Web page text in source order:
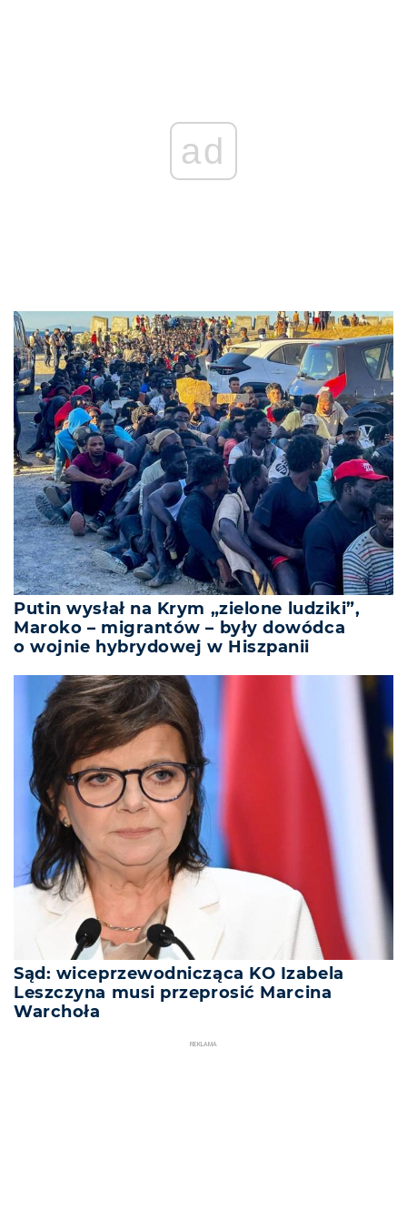
ad
Putin wysłał na Krym „zielone ludziki”,
Maroko – migrantów – były dowódca
o wojnie hybrydowej w Hiszpanii
Sąd: wiceprzewodnicząca KO Izabela
Leszczyna musi przeprosić Marcina
Warchoła
REKLAMA